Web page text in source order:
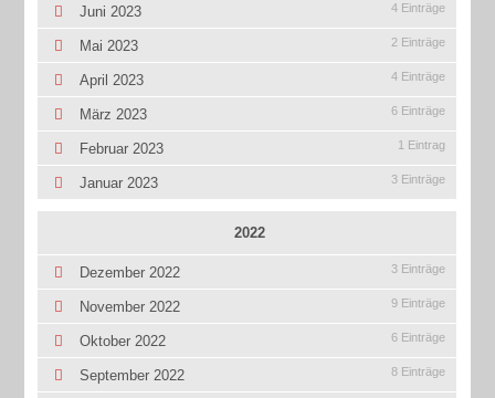
Juni 2023 4 Einträge
Mai 2023 2 Einträge
April 2023 4 Einträge
März 2023 6 Einträge
Februar 2023 1 Eintrag
Januar 2023 3 Einträge
2022
Dezember 2022 3 Einträge
November 2022 9 Einträge
Oktober 2022 6 Einträge
September 2022 8 Einträge